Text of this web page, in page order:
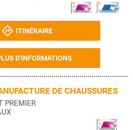
ITINÉRAIRE
D'INFORMATIONS
DE CHAUSSURES
PREMIER